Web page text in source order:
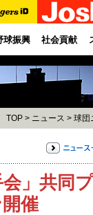
球振興 社会貢献
TOP > ニュース > 球団
」共同
催